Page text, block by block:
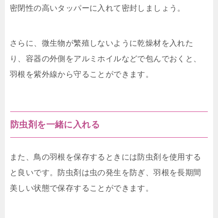
密閉性の高いタッパーに入れて密封しましょう。
さらに、微生物が繁殖しないように乾燥材を入れた
り、容器の外側をアルミホイルなどで包んでおくと、
羽根を紫外線から守ることができます。
防虫剤を一緒に入れる
また、鳥の羽根を保存するときには防虫剤を使用する
と良いです。防虫剤は虫の発生を防ぎ、羽根を長期間
美しい状態で保存することができます。